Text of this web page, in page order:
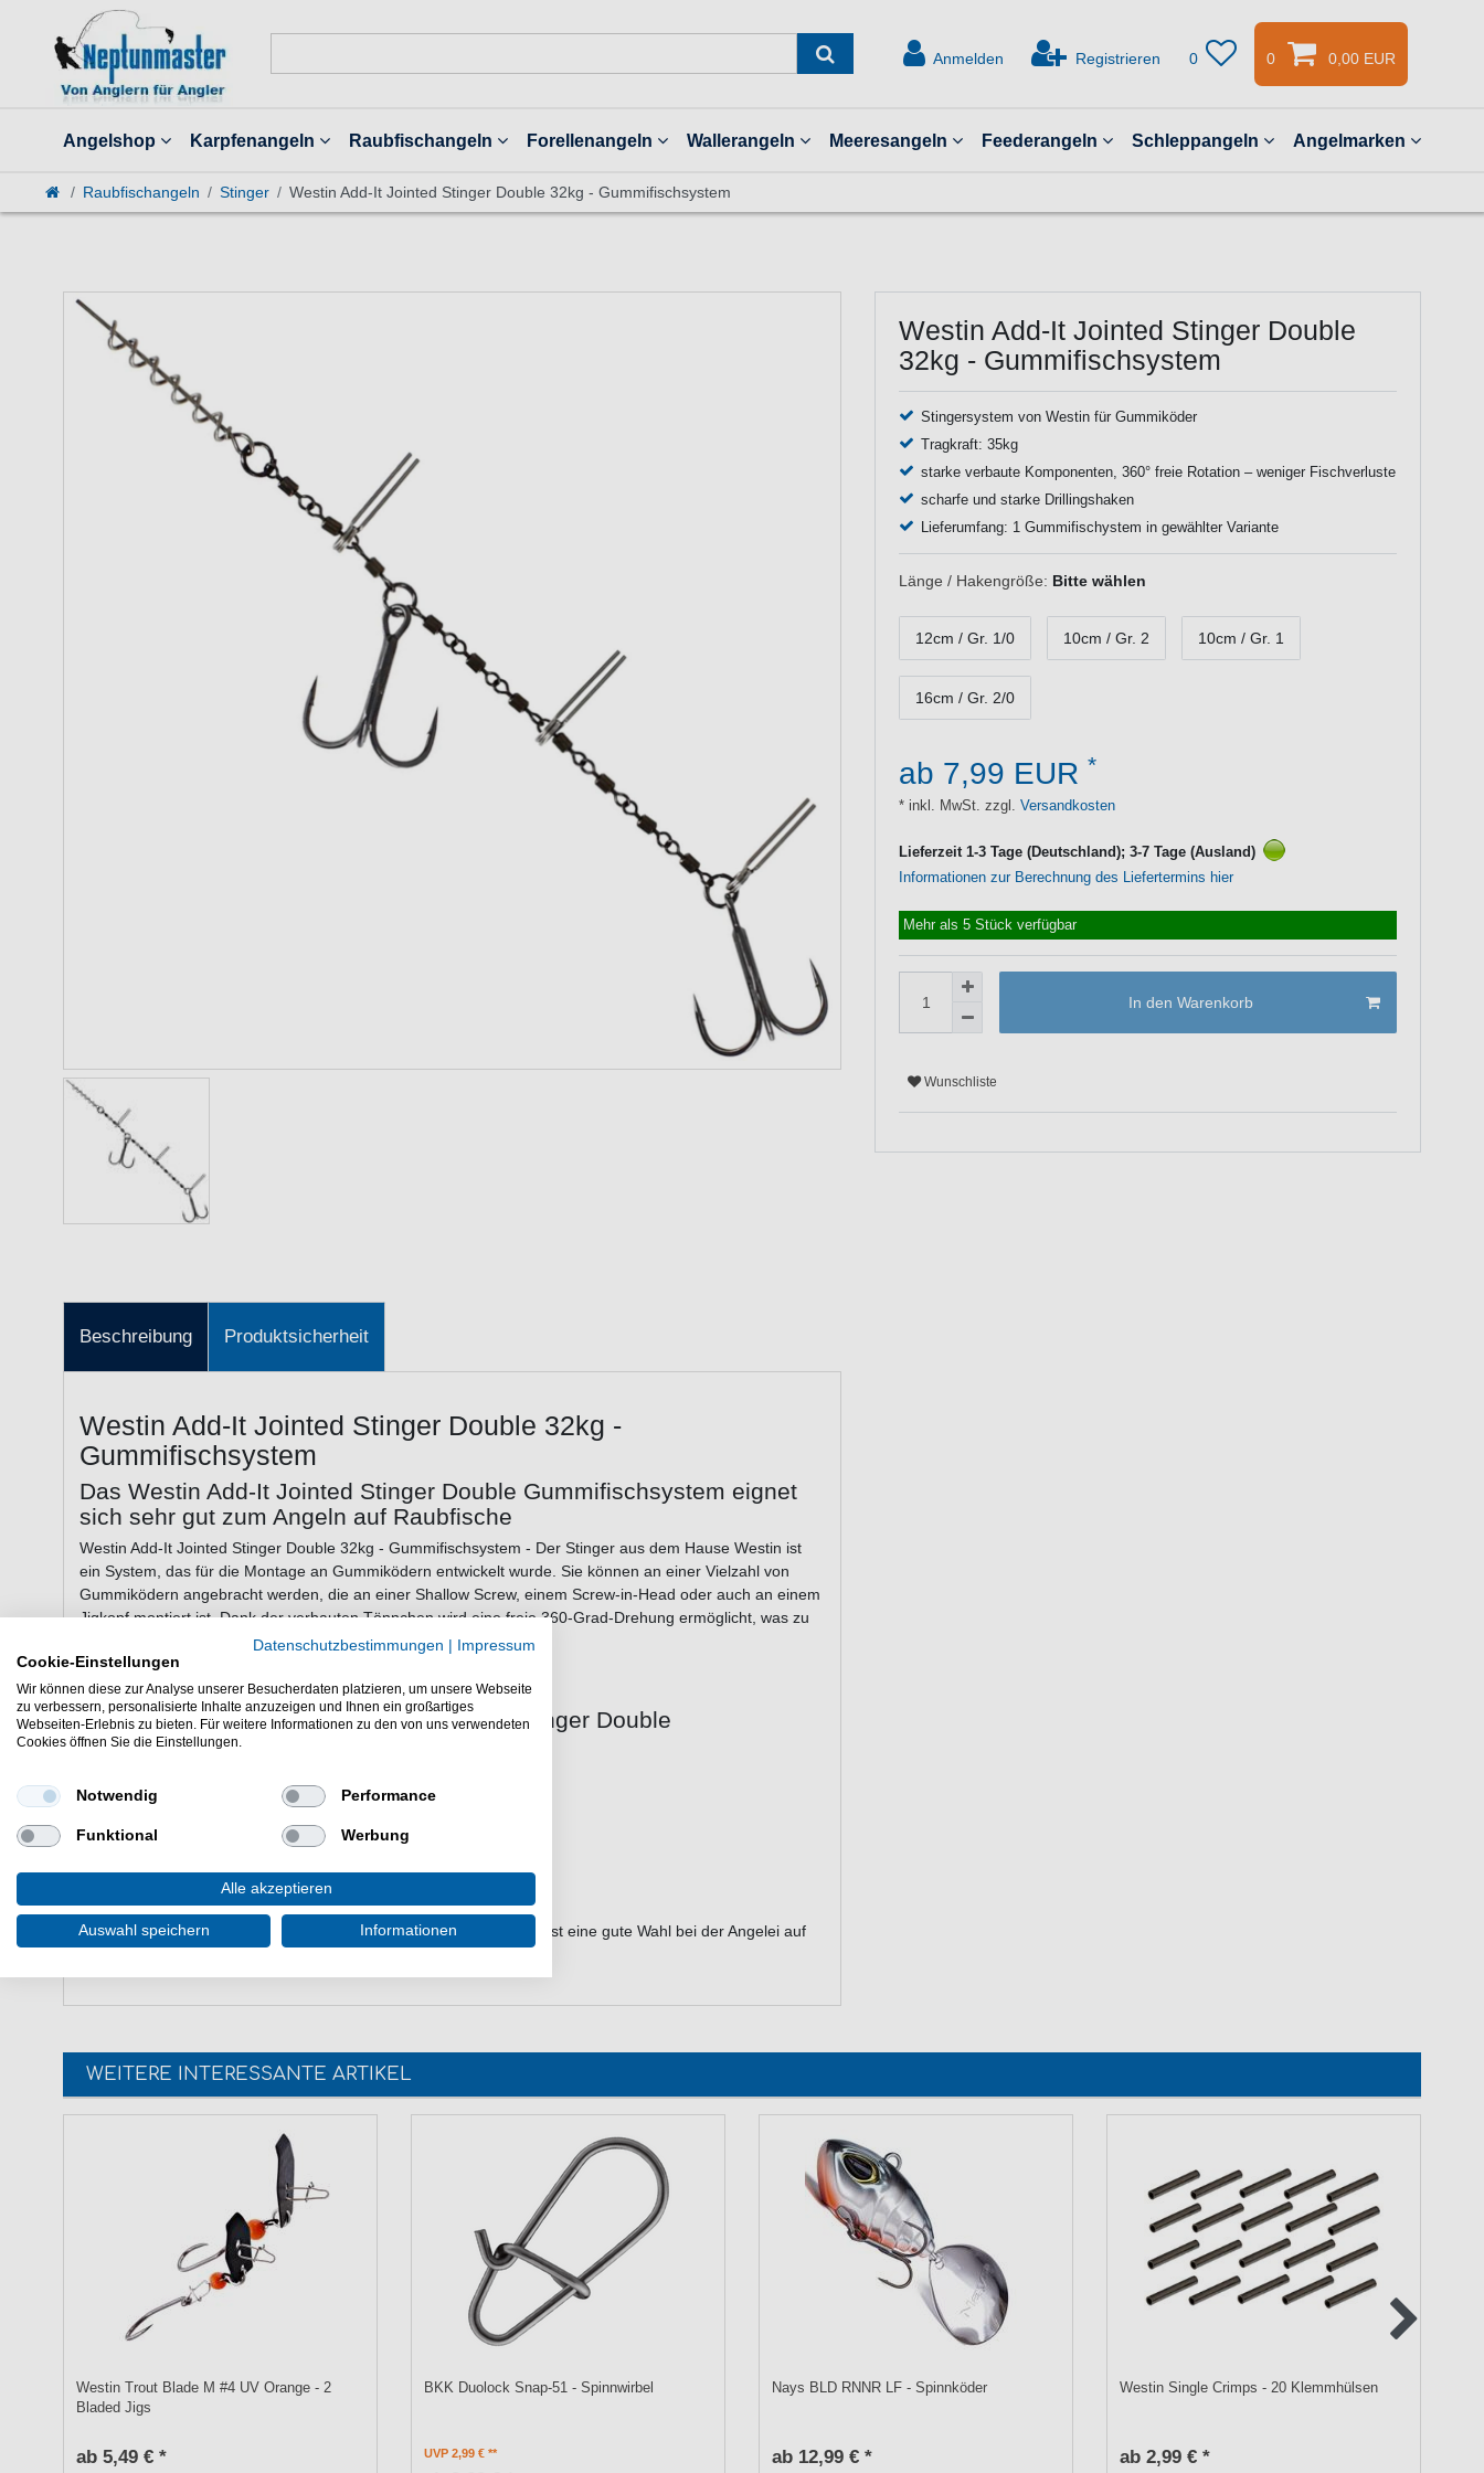
Anmelden Registrieren 0 0 0,00 EUR
Angelshop Karpfenangeln Raubfischangeln Forellenangeln Wallerangeln Meeresangeln Feederangeln Schleppangeln Angelmarken
Raubfischangeln Stinger Westin Add-It Jointed Stinger Double 32kg - Gummifischsystem
Westin Add-It Jointed Stinger Double
32kg - Gummifischsystem
Stingersystem von Westin für Gummiköder
Tragkraft: 35kg
starke verbaute Komponenten, 360° freie Rotation – weniger Fischverluste
scharfe und starke Drillingshaken
Lieferumfang: 1 Gummifischystem in gewählter Variante
Länge / Hakengröße: Bitte wählen
12cm / Gr. 1/0 10cm / Gr. 2 10cm / Gr. 1
16cm / Gr. 2/0
ab 7,99 EUR *
* inkl. MwSt. zzgl. Versandkosten
Lieferzeit 1-3 Tage (Deutschland); 3-7 Tage (Ausland)
Informationen zur Berechnung des Liefertermins hier
Mehr als 5 Stück verfügbar
In den Warenkorb
Wunschliste
Beschreibung Produktsicherheit
Westin Add-It Jointed Stinger Double 32kg -
Gummifischsystem
Das Westin Add-It Jointed Stinger Double Gummifischsystem eignet
sich sehr gut zum Angeln auf Raubfische
Westin Add-It Jointed Stinger Double 32kg - Gummifischsystem - Der Stinger aus dem Hause Westin ist
ein System, das für die Montage an Gummiködern entwickelt wurde. Sie können an einer Vielzahl von
Gummiködern angebracht werden, die an einer Shallow Screw, einem Screw-in-Head oder auch an einem
Jigkopf montiert ist. Dank der verbauten Tönnchen wird eine freie 360-Grad-Drehung ermöglicht, was zu
weniger Aussteigern im Drill führt.
Eigenschaften des Westin Add-It Jointed Stinger Double
Gummifischsystems
Tragkraft: 35kg
starke verbaute Komponenten
360° freie Rotation – weniger Fischverluste
scharfe und starke Drillingshaken
Lieferumfang: 1 Gummifischystem in gewählter Variante
Das Westin Add-It Jointed Stinger Double 32kg Gummifischsystem ist eine gute Wahl bei der Angelei auf
Hecht. Gutes Angelzubehör für das Spinnfischen.
WEITERE INTERESSANTE ARTIKEL
Westin Trout Blade M #4 UV Orange - 2
Bladed Jigs
ab 5,49 € *
BKK Duolock Snap-51 - Spinnwirbel
UVP 2,99 €
Nays BLD RNNR LF - Spinnköder
ab 12,99 € *
Westin Single Crimps - 20 Klemmhülsen
ab 2,99 € *
Datenschutzbestimmungen | Impressum
Cookie-Einstellungen
Wir können diese zur Analyse unserer Besucherdaten platzieren, um unsere Webseite
zu verbessern, personalisierte Inhalte anzuzeigen und Ihnen ein großartiges
Webseiten-Erlebnis zu bieten. Für weitere Informationen zu den von uns verwendeten
Cookies öffnen Sie die Einstellungen.
Notwendig Performance
Funktional Werbung
Alle akzeptieren
Auswahl speichern Informationen